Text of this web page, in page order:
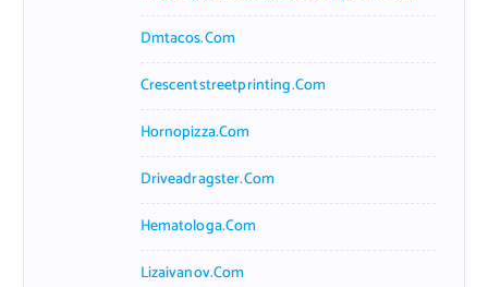
Dmtacos.com
Crescentstreetprinting.com
Hornopizza.com
Driveadragster.com
Hematologa.com
Lizaivanov.com